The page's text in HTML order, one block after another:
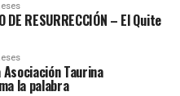
DE RESURRECCIÓN – El Quite
Asociación Taurina
la palabra